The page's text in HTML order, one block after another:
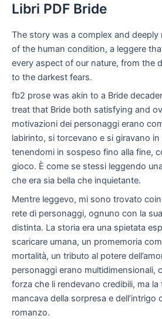
Libri PDF Bride
The story was a complex and deeply
of the human condition, a leggere
every aspect of our nature, from the
to the darkest fears.
fb2 prose was akin to a Bride
treat that Bride both satisfying and
motivazioni dei personaggi erano
labirinto, si torcevano e si giravano
tenendomi in sospeso fino alla fine,
gioco. È come se stessi leggendo
che era sia bella che inquietante.
Mentre leggevo, mi sono trovato
rete di personaggi, ognuno con la
distinta. La storia era una spietata
scaricare umana, un promemoria
mortalità, un tributo al potere
personaggi erano multidimensionali,
forza che li rendevano credibili, ma la
mancava della sorpresa e dell’intrigo
romanzo.